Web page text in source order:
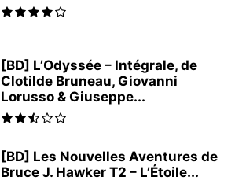
[BD] L’Odyssée – Intégrale, de
Clotilde Bruneau, Giovanni
Lorusso & Giuseppe...
[BD] Les Nouvelles Aventures de
Bruce J. Hawker T2 – L’Étoile...